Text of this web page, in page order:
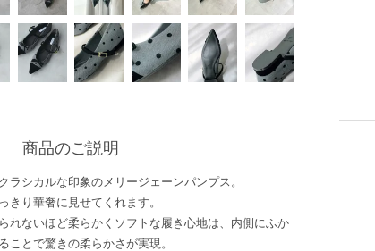
商品のご説明
ラシカルな印象のメリージェーンパンプス。
きり華奢に見せてくれます。
れないほど柔らかくソフトな履き心地は、内側にふか
ことで驚きの柔らかさが実現。